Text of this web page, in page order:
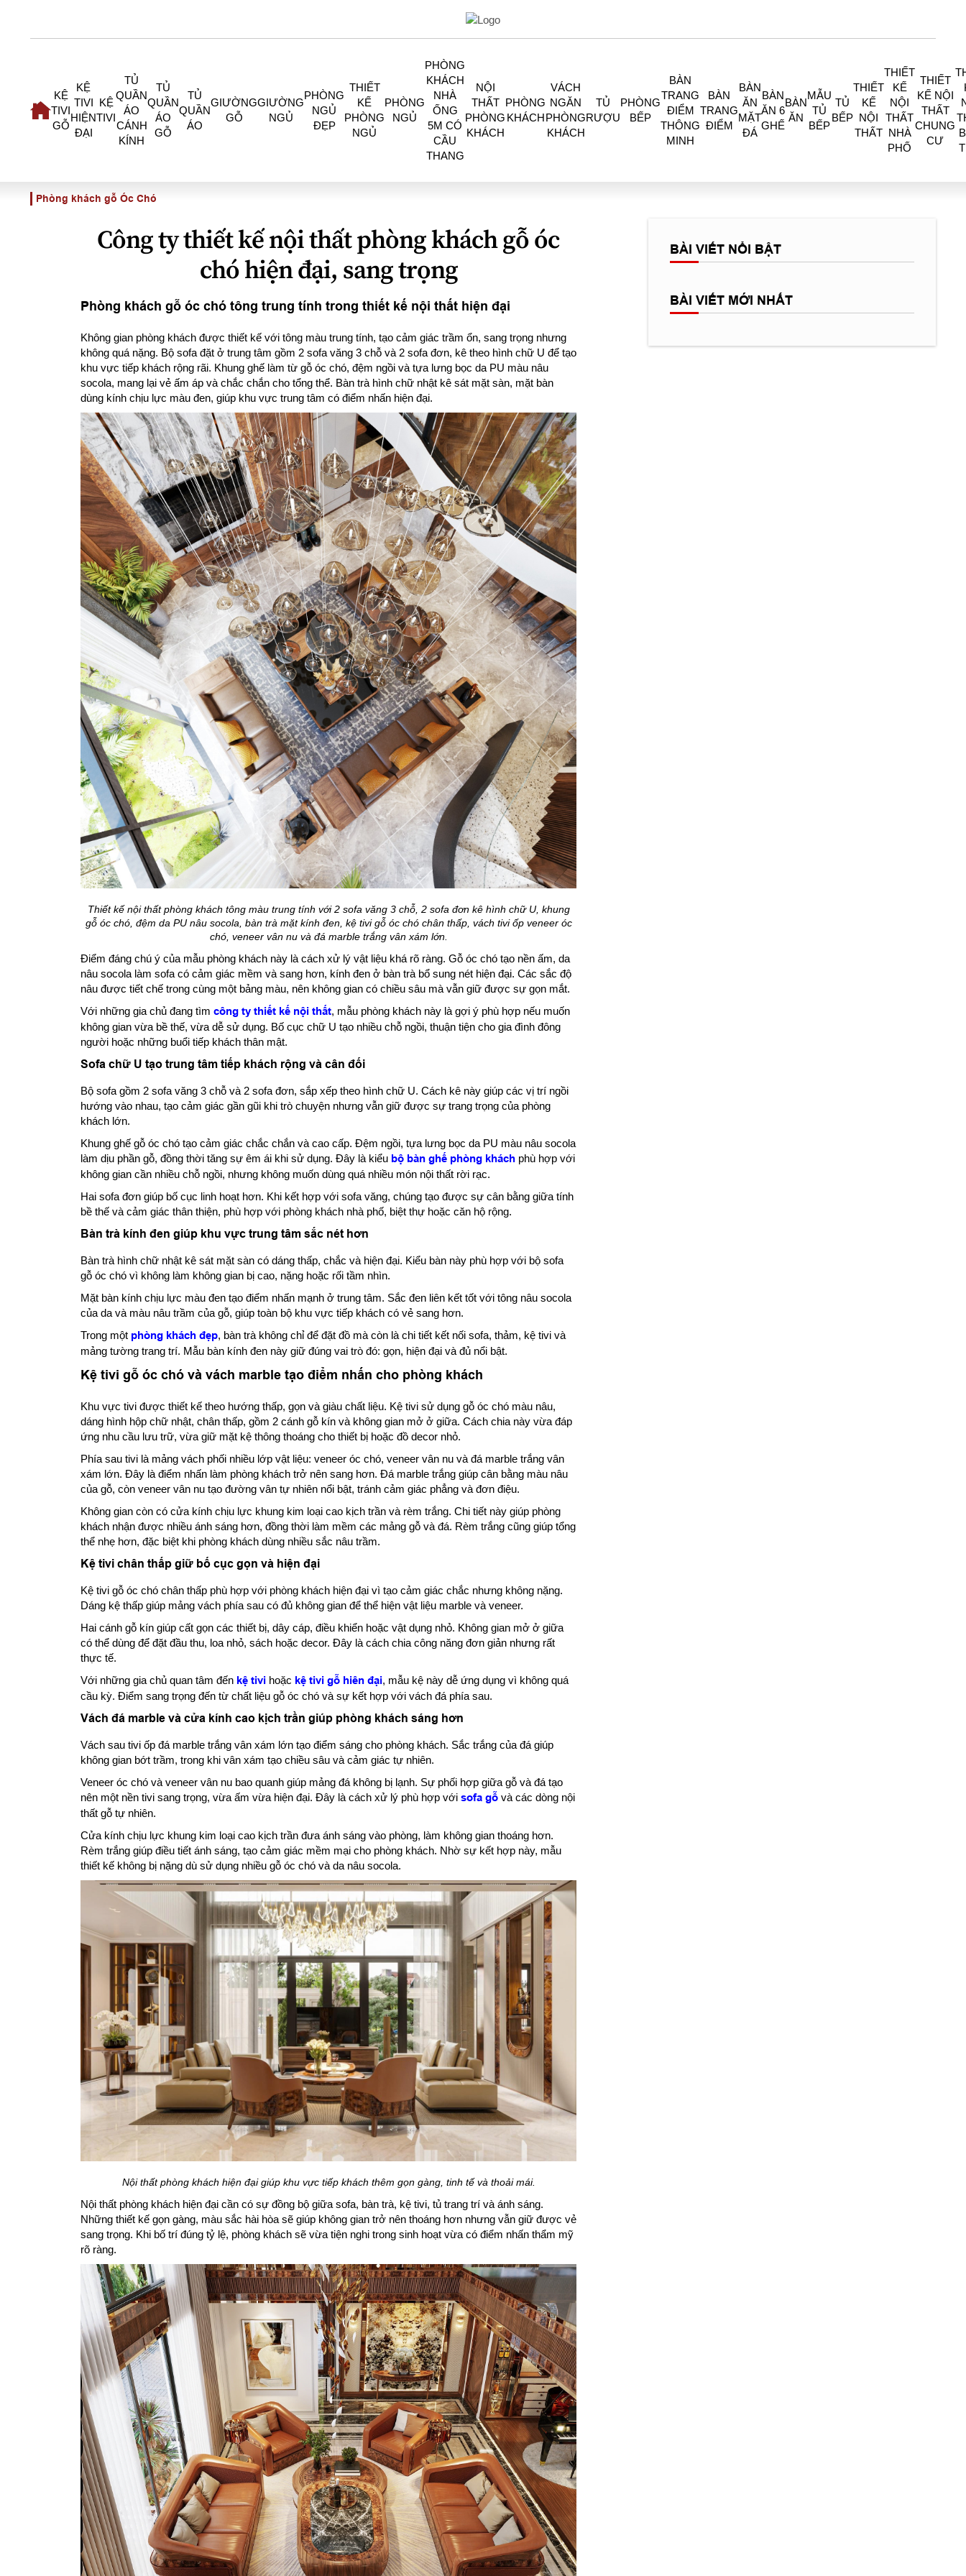
KỆ
TIVI
GỖ
KỆ
TIVI
HIỆN
ĐẠI
KỆ
TIVI
TỦ
QUẦN
ÁO
CÁNH
KÍNH
TỦ
QUẦN
ÁO
GỖ
TỦ
QUẦN
ÁO
GIƯỜNG
GỖ
GIƯỜNG
NGỦ
PHÒNG
NGỦ
ĐẸP
THIẾT
KẾ
PHÒNG
NGỦ
PHÒNG
NGỦ
PHÒNG
KHÁCH
NHÀ
ỐNG
5M CÓ
CẦU
THANG
NỘI
THẤT
PHÒNG
KHÁCH
PHÒNG
KHÁCH
VÁCH
NGĂN
PHÒNG
KHÁCH
TỦ
RƯỢU
PHÒNG
BẾP
BÀN
TRANG
ĐIỂM
THÔNG
MINH
BÀN
TRANG
ĐIỂM
BÀN
ĂN
MẶT
ĐÁ
BÀN
ĂN 6
GHẾ
BÀN
ĂN
MẪU
TỦ
BẾP
TỦ
BẾP
THIẾT
KẾ
NỘI
THẤT
THIẾT
KẾ
NỘI
THẤT
NHÀ
PHỐ
THIẾT
KẾ NỘI
THẤT
CHUNG
CƯ
Phòng khách gỗ Óc Chó
Công ty thiết kế nội thất phòng khách gỗ óc
chó hiện đại, sang trọng
Phòng khách gỗ óc chó tông trung tính trong thiết kế nội thất hiện đại
Không gian phòng khách được thiết kế với tông màu trung tính, tạo cảm giác trầm ổn, sang trọng nhưng
không quá nặng. Bộ sofa đặt ở trung tâm gồm 2 sofa văng 3 chỗ và 2 sofa đơn, kê theo hình chữ U để tạo
khu vực tiếp khách rộng rãi. Khung ghế làm từ gỗ óc chó, đệm ngồi và tựa lưng bọc da PU màu nâu
socola, mang lại vẻ ấm áp và chắc chắn cho tổng thể. Bàn trà hình chữ nhật kê sát mặt sàn, mặt bàn
dùng kính chịu lực màu đen, giúp khu vực trung tâm có điểm nhấn hiện đại.
Thiết kế nội thất phòng khách tông màu trung tính với 2 sofa văng 3 chỗ, 2 sofa đơn kê hình chữ U, khung
gỗ óc chó, đệm da PU nâu socola, bàn trà mặt kính đen, kệ tivi gỗ óc chó chân thấp, vách tivi ốp veneer óc
chó, veneer vân nu và đá marble trắng vân xám lớn.
Điểm đáng chú ý của mẫu phòng khách này là cách xử lý vật liệu khá rõ ràng. Gỗ óc chó tạo nền ấm, da
nâu socola làm sofa có cảm giác mềm và sang hơn, kính đen ở bàn trà bổ sung nét hiện đại. Các sắc độ
nâu được tiết chế trong cùng một bảng màu, nên không gian có chiều sâu mà vẫn giữ được sự gọn mắt.
Với những gia chủ đang tìm công ty thiết kế nội thất, mẫu phòng khách này là gợi ý phù hợp nếu muốn
không gian vừa bề thế, vừa dễ sử dụng. Bố cục chữ U tạo nhiều chỗ ngồi, thuận tiện cho gia đình đông
người hoặc những buổi tiếp khách thân mật.
Sofa chữ U tạo trung tâm tiếp khách rộng và cân đối
Bộ sofa gồm 2 sofa văng 3 chỗ và 2 sofa đơn, sắp xếp theo hình chữ U. Cách kê này giúp các vị trí ngồi
hướng vào nhau, tạo cảm giác gần gũi khi trò chuyện nhưng vẫn giữ được sự trang trọng của phòng
khách lớn.
Khung ghế gỗ óc chó tạo cảm giác chắc chắn và cao cấp. Đệm ngồi, tựa lưng bọc da PU màu nâu socola
làm dịu phần gỗ, đồng thời tăng sự êm ái khi sử dụng. Đây là kiểu bộ bàn ghế phòng khách phù hợp với
không gian cần nhiều chỗ ngồi, nhưng không muốn dùng quá nhiều món nội thất rời rạc.
Hai sofa đơn giúp bố cục linh hoạt hơn. Khi kết hợp với sofa văng, chúng tạo được sự cân bằng giữa tính
bề thế và cảm giác thân thiện, phù hợp với phòng khách nhà phố, biệt thự hoặc căn hộ rộng.
Bàn trà kính đen giúp khu vực trung tâm sắc nét hơn
Bàn trà hình chữ nhật kê sát mặt sàn có dáng thấp, chắc và hiện đại. Kiểu bàn này phù hợp với bộ sofa
gỗ óc chó vì không làm không gian bị cao, nặng hoặc rối tầm nhìn.
Mặt bàn kính chịu lực màu đen tạo điểm nhấn mạnh ở trung tâm. Sắc đen liên kết tốt với tông nâu socola
của da và màu nâu trầm của gỗ, giúp toàn bộ khu vực tiếp khách có vẻ sang hơn.
Trong một phòng khách đẹp, bàn trà không chỉ để đặt đồ mà còn là chi tiết kết nối sofa, thảm, kệ tivi và
mảng tường trang trí. Mẫu bàn kính đen này giữ đúng vai trò đó: gọn, hiện đại và đủ nổi bật.
Kệ tivi gỗ óc chó và vách marble tạo điểm nhấn cho phòng khách
Khu vực tivi được thiết kế theo hướng thấp, gọn và giàu chất liệu. Kệ tivi sử dụng gỗ óc chó màu nâu,
dáng hình hộp chữ nhật, chân thấp, gồm 2 cánh gỗ kín và không gian mở ở giữa. Cách chia này vừa đáp
ứng nhu cầu lưu trữ, vừa giữ mặt kệ thông thoáng cho thiết bị hoặc đồ decor nhỏ.
Phía sau tivi là mảng vách phối nhiều lớp vật liệu: veneer óc chó, veneer vân nu và đá marble trắng vân
xám lớn. Đây là điểm nhấn làm phòng khách trở nên sang hơn. Đá marble trắng giúp cân bằng màu nâu
của gỗ, còn veneer vân nu tạo đường vân tự nhiên nổi bật, tránh cảm giác phẳng và đơn điệu.
Không gian còn có cửa kính chịu lực khung kim loại cao kịch trần và rèm trắng. Chi tiết này giúp phòng
khách nhận được nhiều ánh sáng hơn, đồng thời làm mềm các mảng gỗ và đá. Rèm trắng cũng giúp tổng
thể nhẹ hơn, đặc biệt khi phòng khách dùng nhiều sắc nâu trầm.
Kệ tivi chân thấp giữ bố cục gọn và hiện đại
Kệ tivi gỗ óc chó chân thấp phù hợp với phòng khách hiện đại vì tạo cảm giác chắc nhưng không nặng.
Dáng kệ thấp giúp mảng vách phía sau có đủ không gian để thể hiện vật liệu marble và veneer.
Hai cánh gỗ kín giúp cất gọn các thiết bị, dây cáp, điều khiển hoặc vật dụng nhỏ. Không gian mở ở giữa
có thể dùng để đặt đầu thu, loa nhỏ, sách hoặc decor. Đây là cách chia công năng đơn giản nhưng rất
thực tế.
Với những gia chủ quan tâm đến kệ tivi hoặc kệ tivi gỗ hiên đại, mẫu kệ này dễ ứng dụng vì không quá
cầu kỳ. Điểm sang trọng đến từ chất liệu gỗ óc chó và sự kết hợp với vách đá phía sau.
Vách đá marble và cửa kính cao kịch trần giúp phòng khách sáng hơn
Vách sau tivi ốp đá marble trắng vân xám lớn tạo điểm sáng cho phòng khách. Sắc trắng của đá giúp
không gian bớt trầm, trong khi vân xám tạo chiều sâu và cảm giác tự nhiên.
Veneer óc chó và veneer vân nu bao quanh giúp mảng đá không bị lạnh. Sự phối hợp giữa gỗ và đá tạo
nên một nền tivi sang trọng, vừa ấm vừa hiện đại. Đây là cách xử lý phù hợp với sofa gỗ và các dòng nội
thất gỗ tự nhiên.
Cửa kính chịu lực khung kim loại cao kịch trần đưa ánh sáng vào phòng, làm không gian thoáng hơn.
Rèm trắng giúp điều tiết ánh sáng, tạo cảm giác mềm mại cho phòng khách. Nhờ sự kết hợp này, mẫu
thiết kế không bị nặng dù sử dụng nhiều gỗ óc chó và da nâu socola.
Nội thất phòng khách hiện đại giúp khu vực tiếp khách thêm gọn gàng, tinh tế và thoải mái.
Nội thất phòng khách hiện đại cần có sự đồng bộ giữa sofa, bàn trà, kệ tivi, tủ trang trí và ánh sáng.
Những thiết kế gọn gàng, màu sắc hài hòa sẽ giúp không gian trở nên thoáng hơn nhưng vẫn giữ được vẻ
sang trọng. Khi bố trí đúng tỷ lệ, phòng khách sẽ vừa tiện nghi trong sinh hoạt vừa có điểm nhấn thẩm mỹ
rõ ràng.
BÀI VIẾT NỔI BẬT
BÀI VIẾT MỚI NHẤT